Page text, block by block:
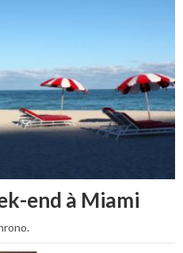
end à Miami